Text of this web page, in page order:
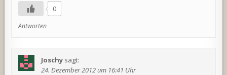
0
Antworten
Joschy sagt:
24. Dezember 2012 um 16:41 Uhr